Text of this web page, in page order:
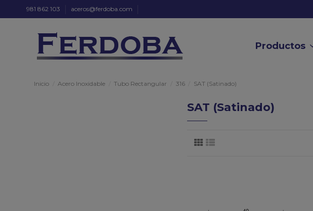
981 862 103 aceros@ferdoba.com
Productos
Inicio Acero Inoxidable Tubo Rectangular 316 SAT (Satinado)
SAT (Satinado)